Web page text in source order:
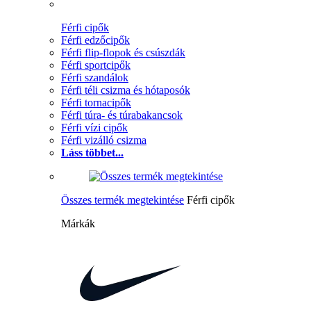
Férfi cipők
Férfi edzőcipők
Férfi flip-flopok és csúszdák
Férfi sportcipők
Férfi szandálok
Férfi téli csizma és hótaposók
Férfi tornacipők
Férfi túra- és túrabakancsok
Férfi vízi cipők
Férfi vizálló csizma
Láss többet...
Összes termék megtekintése Férfi cipők
Márkák